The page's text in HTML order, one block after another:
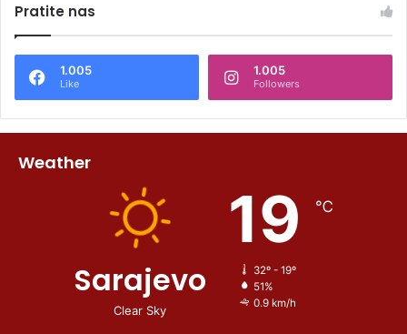
Pratite nas
1.005
Like
1.005
Followers
Weather
Sarajevo
Clear Sky
19 ℃
32º - 19º
51%
0.9 km/h